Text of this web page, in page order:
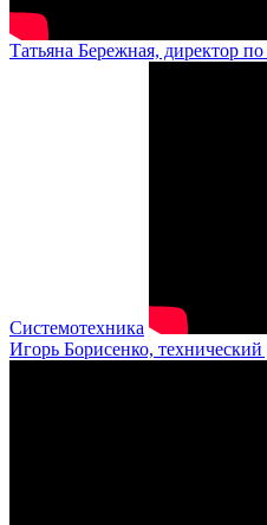
Татьяна Бережная, директор
Системотехника
Игорь Борисенко,